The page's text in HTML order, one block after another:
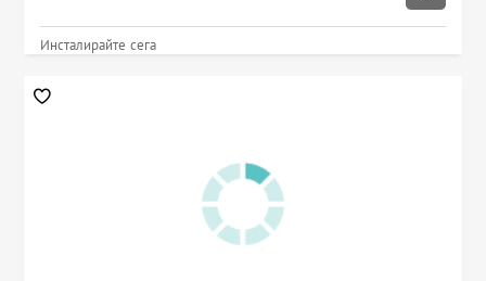
Инсталирайте сега